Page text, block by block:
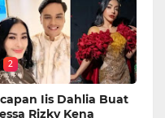
2
Iis Dahlia Buat
Rizky Kena